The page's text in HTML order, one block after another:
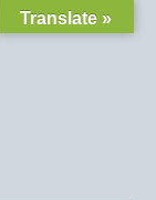
Translate »